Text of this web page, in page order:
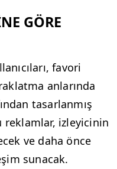
GÖRE
favori
anlarında
tasarlanmış
reklamlar, izleyicinin
ve daha önce
sunacak.